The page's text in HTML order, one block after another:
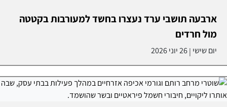
ארבעה תושבי ערד נעצרו בחשד למעורבות בקטטה
מול חרדים
יום שישי |26 יוני 2026